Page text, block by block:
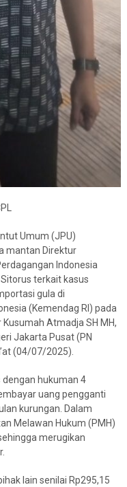
Umum (JPU)
mantan Direktur
Indonesia
terkait kasus
gula di
(Kemendag RI) pada
Atmadja SH MH,
Jakarta Pusat (PN
(04/07/2025).
hukuman 4
uang pengganti
kurungan. Dalam
Melawan Hukum (PMH)
merugikan
lain senilai Rp295,15